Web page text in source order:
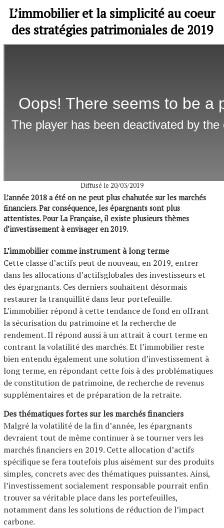
L’immobilier et la simplicité au coeur
des stratégies patrimoniales de 2019
Diffusé le 20/03/2019
L’année 2018 a été on ne peut plus chahutée sur les marchés
financiers. Par conséquence, les épargnants sont plus
attentistes. Pour La Française, il existe plusieurs thèmes
d’investissement à envisager en 2019.
L’immobilier comme instrument à long terme
Cette classe d’actifs peut de nouveau, en 2019, entrer
dans les allocations d’actifsglobales des investisseurs et
des épargnants. Ces derniers souhaitent désormais
restaurer la tranquillité dans leur portefeuille.
L’immobilier répond à cette tendance de fond en offrant
la sécurisation du patrimoine et la recherche de
rendement. Il répond aussi à un attrait à court terme en
contrant la volatilité des marchés. Et l’immobilier reste
bien entendu également une solution d’investissement à
long terme, en répondant cette fois à des problématiques
de constitution de patrimoine, de recherche de revenus
supplémentaires et de préparation de la retraite.
Des thématiques fortes sur les marchés financiers
Malgré la volatilité de la fin d’année, les épargnants
devraient tout de même continuer à se tourner vers les
marchés financiers en 2019. Cette allocation d’actifs
spécifique se fera toutefois plus aisément sur des produits
simples, concrets avec des thématiques puissantes. Ainsi,
l’investissement socialement responsable pourrait enfin
trouver sa véritable place dans les portefeuilles,
notamment dans les solutions de réduction de l’impact
carbone.